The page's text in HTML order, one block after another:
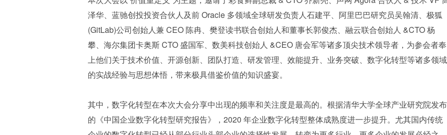
泽华、蓝驰创投投资合伙人及前 Oracle 多领域全球研发负责人石建平、阿里巴巴研究员吴翰清、极狐
(GitLab)公司创始人兼 CEO 陈冉、樊登读书联合创始人和董事长郭俊杰、融云联合创始人 &CTO 杨
攀、海尔集团卡奥斯 CTO 盛国军、数美科技创始人 &CEO 唐会军等诸多顶尖技术领导者，为参会者奉
上他们关于技术价值、开源创新、团队打造、研发管理、效能提升、业务突破、数字化转型等诸多领域
的实战经验与思想体悟，带来极具借鉴价值的知识盛宴。
其中，数字化转型在本次大会分享中出现的频率和关注度是最高的。根据清华大学全球产业研究院发布
的《中国企业数字化转型研究报告》，2020 年企业数字化转型整体成熟度进一步提升。尤其国内传统